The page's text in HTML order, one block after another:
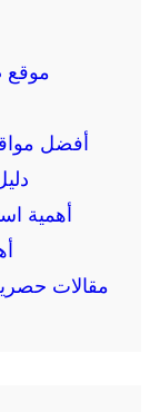
أفضل
أهمية
مقالات